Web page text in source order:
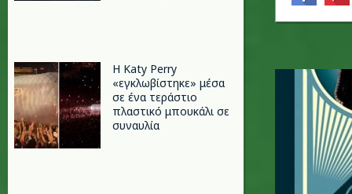
H Katy Perry
«εγκλωβίστηκε» μέσα
σε ένα τεράστιο
πλαστικό μπουκάλι σε
συναυλία